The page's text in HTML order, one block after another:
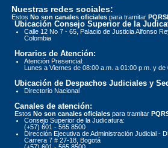
Nuestras redes sociales:
Estos No son canales oficiales para tramitar
Ubicación Consejo Superior de la
Calle 12 No 7 - 65, Palacio de Justicia Alfonso
Colombia
Horarios de Atención:
Atención Presencial:
Lunes a Viernes de 08:00 a.m. a 01:00 p.m. y de
Ubicación de Despachos Judiciales y
Directorio Nacional
Canales de atención:
Estos No son canales oficiales para tramitar
Consejo Superior de la Judicatura:
(+57) 601 - 565 8500
Dirección Ejecutiva de Administración Judicial -
Carrera 7 # 27-18, Bogotá